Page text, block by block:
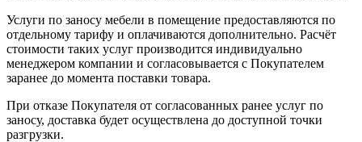
Услуги по заносу мебели в помещение предоставляются по
отдельному тарифу и оплачиваются дополнительно. Расчёт
стоимости таких услуг производится индивидуально
менеджером компании и согласовывается с Покупателем
заранее до момента поставки товара.
При отказе Покупателя от согласованных ранее услуг по
заносу, доставка будет осуществлена до доступной точки
разгрузки.